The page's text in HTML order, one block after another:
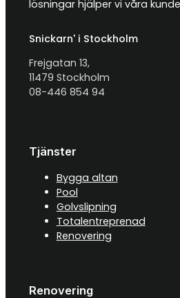
lösningar hjälper vi våra
Snickarn' i Stockholm
Frejgatan 13,
11479 Stockholm
08-446 854 94
Tjänster
Bygga altan
Pool
Golvslipning
Totalentreprenad
Renovering
Renovering